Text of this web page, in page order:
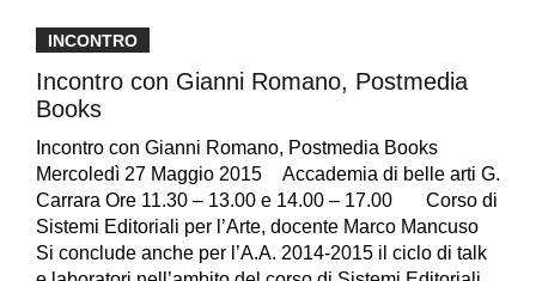
INCONTRO
Incontro con Gianni Romano, Postmedia
Books
Incontro con Gianni Romano, Postmedia Books
Mercoledì 27 Maggio 2015 Accademia di belle arti G.
Carrara Ore 11.30 – 13.00 e 14.00 – 17.00 Corso di
Sistemi Editoriali per l’Arte, docente Marco Mancuso
Si conclude anche per l’A.A. 2014-2015 il ciclo di talk